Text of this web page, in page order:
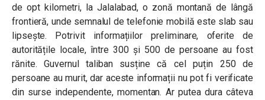
de opt kilometri, la Jalalabad, o zonă montană de lângă
frontieră, unde semnalul de telefonie mobilă este slab sau
lipsește. Potrivit informațiilor preliminare, oferite de
autoritățile locale, între 300 și 500 de persoane au fost
rănite. Guvernul taliban susține că cel puțin 250 de
persoane au murit, dar aceste informații nu pot fi verificate
din surse independente, momentan. Ar putea dura câteva